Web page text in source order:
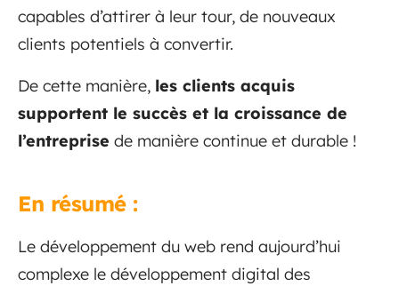
capables d’attirer à leur tour, de nouveaux
clients potentiels à convertir.
De cette manière, les clients acquis
supportent le succès et la croissance de
l’entreprise de manière continue et durable !
En résumé :
Le développement du web rend aujourd’hui
complexe le développement digital des